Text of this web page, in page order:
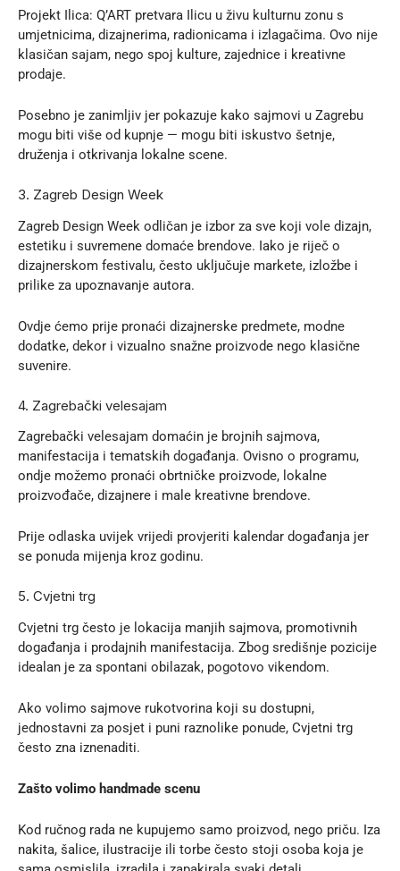
Projekt Ilica: Q’ART pretvara Ilicu u živu kulturnu zonu s
umjetnicima, dizajnerima, radionicama i izlagačima. Ovo nije
klasičan sajam, nego spoj kulture, zajednice i kreativne
prodaje.
Posebno je zanimljiv jer pokazuje kako sajmovi u Zagrebu
mogu biti više od kupnje — mogu biti iskustvo šetnje,
druženja i otkrivanja lokalne scene.
3. Zagreb Design Week
Zagreb Design Week odličan je izbor za sve koji vole dizajn,
estetiku i suvremene domaće brendove. Iako je riječ o
dizajnerskom festivalu, često uključuje markete, izložbe i
prilike za upoznavanje autora.
Ovdje ćemo prije pronaći dizajnerske predmete, modne
dodatke, dekor i vizualno snažne proizvode nego klasične
suvenire.
4. Zagrebački velesajam
Zagrebački velesajam domaćin je brojnih sajmova,
manifestacija i tematskih događanja. Ovisno o programu,
ondje možemo pronaći obrtničke proizvode, lokalne
proizvođače, dizajnere i male kreativne brendove.
Prije odlaska uvijek vrijedi provjeriti kalendar događanja jer
se ponuda mijenja kroz godinu.
5. Cvjetni trg
Cvjetni trg često je lokacija manjih sajmova, promotivnih
događanja i prodajnih manifestacija. Zbog središnje pozicije
idealan je za spontani obilazak, pogotovo vikendom.
Ako volimo sajmove rukotvorina koji su dostupni,
jednostavni za posjet i puni raznolike ponude, Cvjetni trg
često zna iznenaditi.
Zašto volimo handmade scenu
Kod ručnog rada ne kupujemo samo proizvod, nego priču. Iza
nakita, šalice, ilustracije ili torbe često stoji osoba koja je